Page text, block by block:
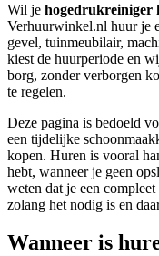
Wil je hogedrukreiniger
Verhuurwinkel.nl huur je
gevel, tuinmeubilair,
kiest de huurperiode en
borg, zonder verborgen
te regelen.
Deze pagina is bedoeld
een tijdelijke
kopen. Huren is vooral
hebt, wanneer je geen
weten dat je een
zolang het nodig is en
Wanneer is